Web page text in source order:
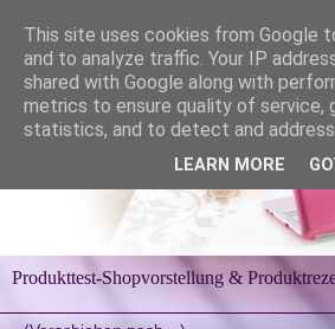
Produkttest-Shopvorstellung &
This site uses cookies from Google
and to analyze traffic. Your IP
shared with Google along with
metrics to ensure quality of service,
statistics, and to detect and address
LEARN MORE